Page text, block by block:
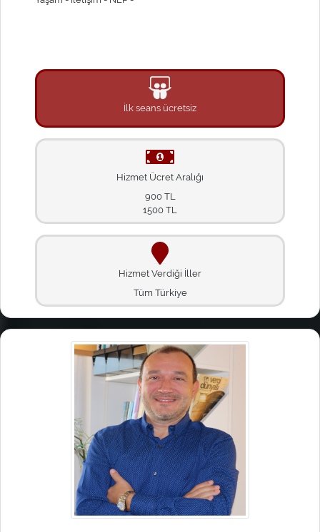
İlk seans ücretsiz
Hizmet Ücret Aralığı
900 TL
1500 TL
Hizmet Verdiği İller
Tüm Türkiye